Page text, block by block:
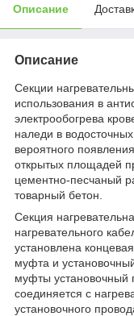
Описание
Описание
Секции
использования в
электрообогрева
наледи в
вероятного
открытых площадей
цементно-песчаный
товарный бетон.
Секция
нагревательного
установлена
муфта и
муфты установочный
соединяется с
установочного